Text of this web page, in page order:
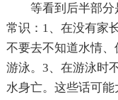
等看到后半部
常识：1、在没有家
不要去不知道水情
游泳。3、在游泳时
水身亡。这些话可